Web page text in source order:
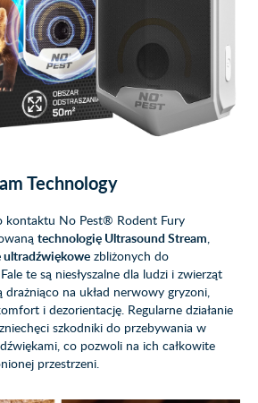
Technology
kontaktu No Pest® Rodent Fury
technologię Ultrasound Stream
ultradźwiękowe zbliżonych do
te są niesłyszalne dla ludzi i zwierząt
drażniąco na układ nerwowy gryzoni,
i dezorientację. Regularne działanie
szkodniki do przebywania w
co pozwoli na ich całkowite
przestrzeni.